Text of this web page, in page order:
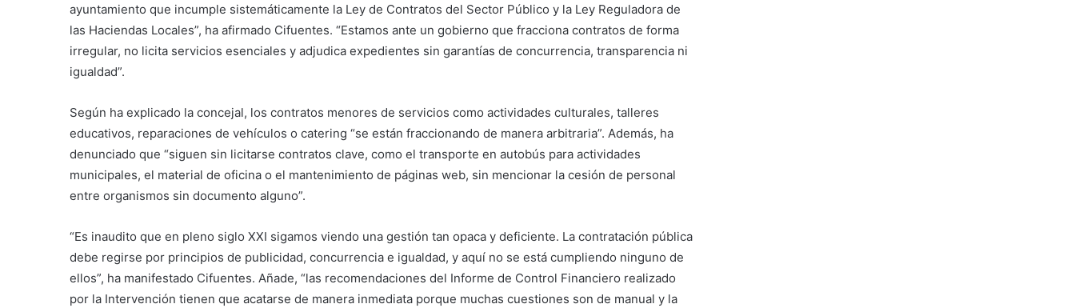
ayuntamiento que incumple sistemáticamente la Ley de Contratos del Sector Público y la Ley Reguladora de
las Haciendas Locales”, ha afirmado Cifuentes. “Estamos ante un gobierno que fracciona contratos de forma
irregular, no licita servicios esenciales y adjudica expedientes sin garantías de concurrencia, transparencia ni
igualdad”.
Según ha explicado la concejal, los contratos menores de servicios como actividades culturales, talleres
educativos, reparaciones de vehículos o catering “se están fraccionando de manera arbitraria”. Además, ha
denunciado que “siguen sin licitarse contratos clave, como el transporte en autobús para actividades
municipales, el material de oficina o el mantenimiento de páginas web, sin mencionar la cesión de personal
entre organismos sin documento alguno”.
“Es inaudito que en pleno siglo XXI sigamos viendo una gestión tan opaca y deficiente. La contratación pública
debe regirse por principios de publicidad, concurrencia e igualdad, y aquí no se está cumpliendo ninguno de
ellos”, ha manifestado Cifuentes. Añade, “las recomendaciones del Informe de Control Financiero realizado
por la Intervención tienen que acatarse de manera inmediata porque muchas cuestiones son de manual y la